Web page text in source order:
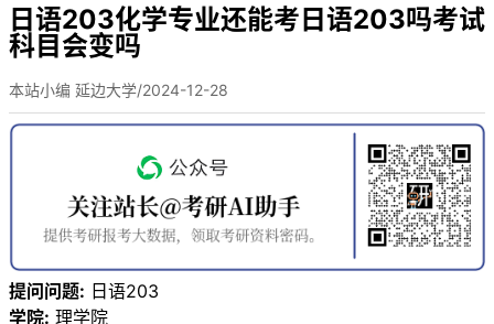
日语203化学专业还能考日语203吗考试
科目会变吗
本站小编 延边大学/2024-12-28
提问问题: 日语203
学院: 理学院